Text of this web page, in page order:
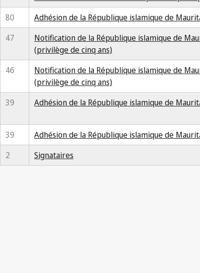
80
Adhésion de la République islamique de
47
Notification de la République islamique de
(privilège de cinq ans)
46
Notification de la République islamique de
(privilège de cinq ans)
39 Adhésion de la République islamique de
39 Adhésion de la République islamique de
2
Signataires